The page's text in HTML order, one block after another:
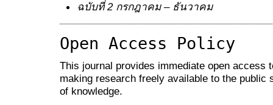
ฉบับที่2 กรกฎาคม – ธันวาคม
Open Access Policy
This journal provides immediate open access
making research freely available to the public
of knowledge.